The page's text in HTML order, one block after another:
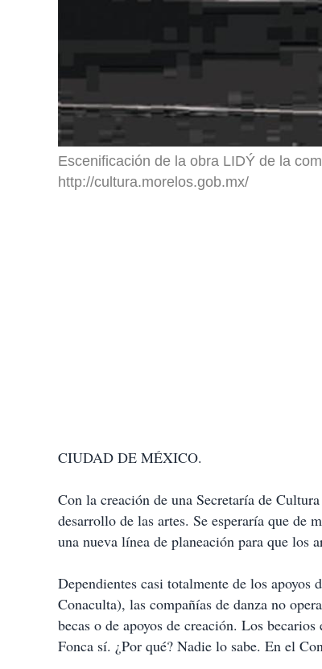
Escenificación de la obra LIDÝ de la
http://cultura.morelos.gob.mx/
CIUDAD DE MÉXICO.
Con la creación de una Secretaría de
desarrollo de las artes. Se esperaría que de
una nueva línea de planeación para que los
Dependientes casi totalmente de los apoyos
Conaculta), las compañías de danza no
becas o de apoyos de creación. Los
Fonca sí. ¿Por qué? Nadie lo sabe. En el